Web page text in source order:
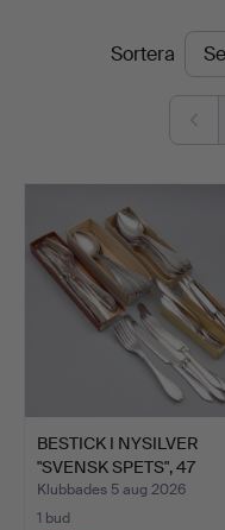
SlutpriserSortera
BESTICK I NYSILVER
"SVENSK SPETS", 47
DELA…
Klubbades 5 aug 2026
1 bud